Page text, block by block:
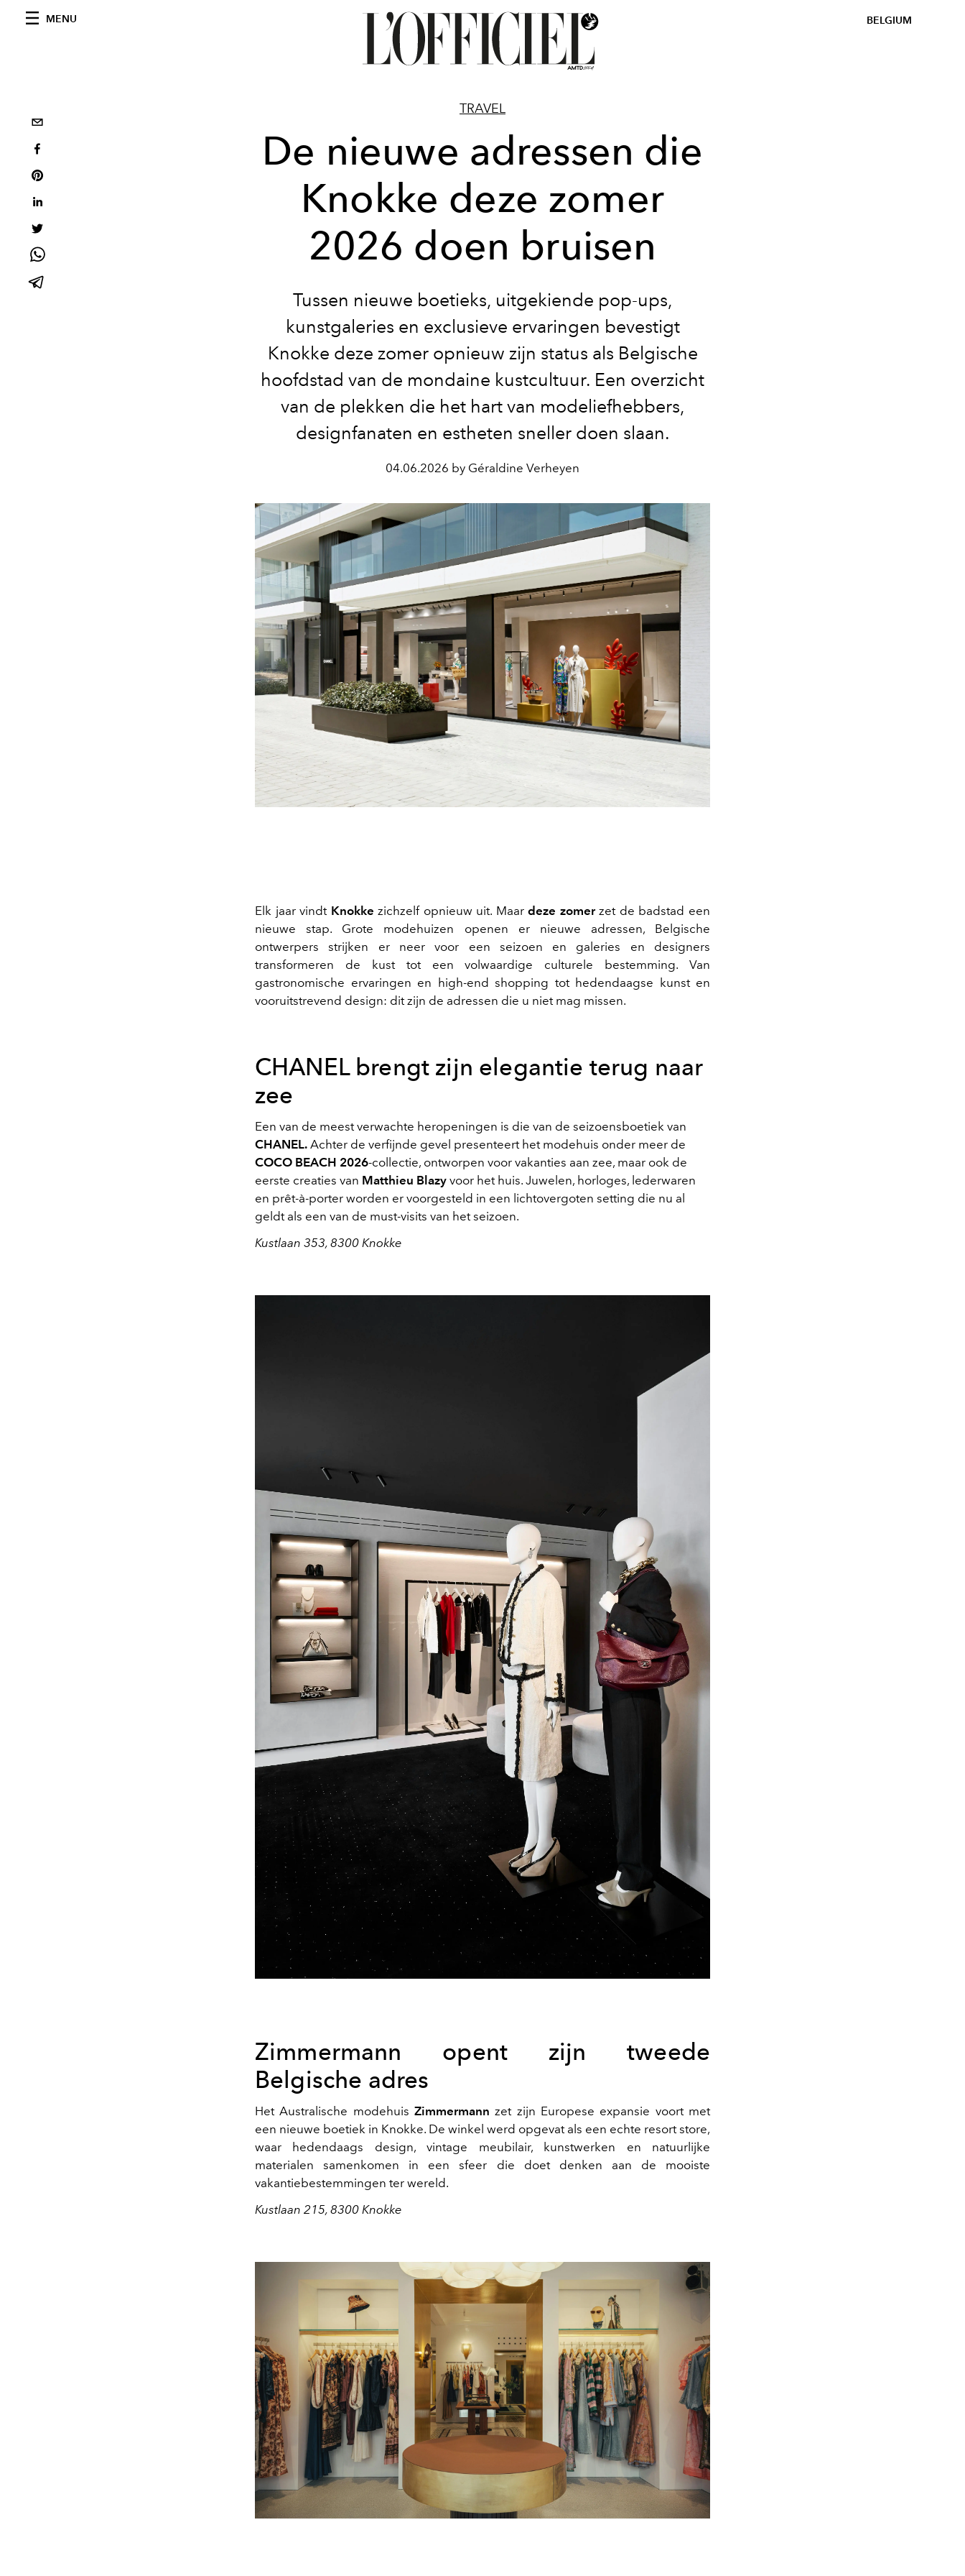
MENU BELGIUM
TRAVEL
De nieuwe adressen die
Knokke deze zomer
2026 doen bruisen
Tussen nieuwe boetieks, uitgekiende pop-ups,
kunstgaleries en exclusieve ervaringen bevestigt
Knokke deze zomer opnieuw zijn status als Belgische
hoofdstad van de mondaine kustcultuur. Een overzicht
van de plekken die het hart van modeliefhebbers,
designfanaten en estheten sneller doen slaan.
04.06.2026 by Géraldine Verheyen
Elk jaar vindtKnokkezichzelf opnieuw uit. Maardeze zomerzet de badstad een
nieuwe stap. Grote modehuizen openen er nieuwe adressen, Belgische
ontwerpers strijken er neer voor een seizoen en galeries en designers
transformeren de kust tot een volwaardige culturele bestemming. Van
gastronomische ervaringen en high-end shopping tot hedendaagse kunst en
vooruitstrevend design: dit zijn de adressen die u niet mag missen.
CHANEL brengt zijn elegantie terug naar
zee
Een van de meest verwachte heropeningen is die van de seizoensboetiek van
CHANEL. Achter de verfijnde gevel presenteert het modehuis onder meer de
COCO BEACH 2026-collectie, ontworpen voor vakanties aan zee, maar ook de
eerste creaties van Matthieu Blazy voor het huis. Juwelen, horloges, lederwaren
en prêt-à-porter worden er voorgesteld in een lichtovergoten setting die nu al
geldt als een van de must-visits van het seizoen.
Kustlaan 353, 8300 Knokke
Zimmermann opent zijn tweede
Belgische adres
Het Australische modehuis Zimmermannzet zijn Europese expansie voort met
een nieuwe boetiek in Knokke. De winkel werd opgevat als een echte resort store,
waar hedendaags design, vintage meubilair, kunstwerken en natuurlijke
materialen samenkomen in een sfeer die doet denken aan de mooiste
vakantiebestemmingen ter wereld.
Kustlaan 215, 8300 Knokke